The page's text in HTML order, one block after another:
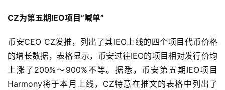
CZ为第五期IEO项目“喊单”
币安CEO CZ发推，列出了其IEO上线的四个项目代币价格
的增长数据，表格显示，币安过往IEO的项目相对发行价均
上涨了200%～900%不等。据悉，币安第五期IEO项目
Harmony将于本月上线，CZ特意在推文的表格中列出了